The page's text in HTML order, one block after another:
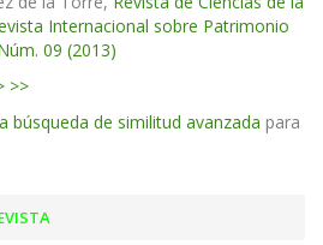
Internacional sobre Patrimonio
09 (2013)
>>
búsqueda de similitud avanzada para